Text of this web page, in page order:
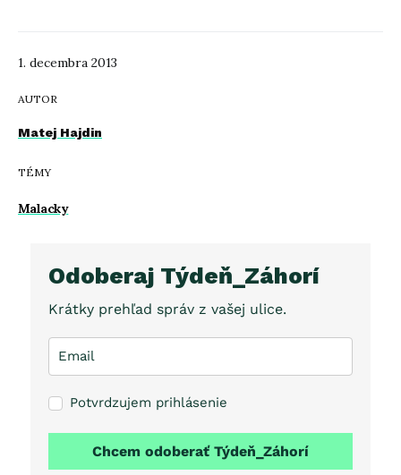
1. decembra 2013
AUTOR
Matej Hajdin
TÉMY
Malacky
Odoberaj Týdeň_Záhorí
Krátky prehľad správ z vašej ulice.
Potvrdzujem prihlásenie
Chcem odoberať Týdeň_Záhorí